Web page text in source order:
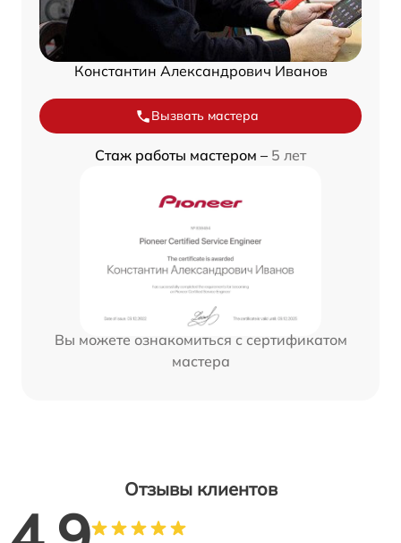
Константин Александрович Иванов
Вызвать мастера
Стаж работы мастером – 5 лет
Вы можете ознакомиться с сертификатом
мастера
Отзывы клиентов